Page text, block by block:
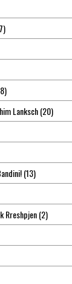
Lanksch(20)
(13)
Rreshpjen(2)